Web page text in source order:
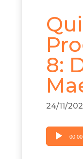
8:
24/11/
de
00:00